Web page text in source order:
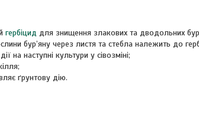
гербіцид для знищення злакових та дводольних
бур’яну через листя та стебла належить до
на наступні культури у сівозміні;
ґрунтову дію.